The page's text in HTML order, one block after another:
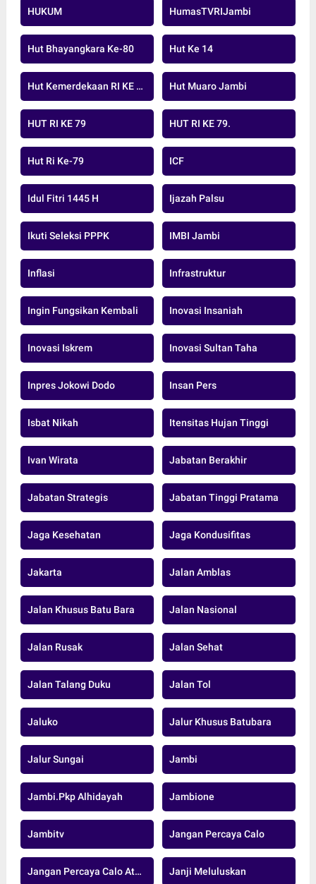
HUKUM HumasTVRIJambi
Hut Bhayangkara Ke-80 Hut Ke 14
Hut Kemerdekaan RI KE 79 TAHUN 20224 Hut Muaro Jambi
HUT RI KE 79 HUT RI KE 79.
Hut Ri Ke-79 ICF
Idul Fitri 1445 H Ijazah Palsu
Ikuti Seleksi PPPK IMBI Jambi
Inflasi Infrastruktur
Ingin Fungsikan Kembali Inovasi Insaniah
Inovasi Iskrem Inovasi Sultan Taha
Inpres Jokowi Dodo Insan Pers
Isbat Nikah Itensitas Hujan Tinggi
Ivan Wirata Jabatan Berakhir
Jabatan Strategis Jabatan Tinggi Pratama
Jaga Kesehatan Jaga Kondusifitas
Jakarta Jalan Amblas
Jalan Khusus Batu Bara Jalan Nasional
Jalan Rusak Jalan Sehat
Jalan Talang Duku Jalan Tol
Jaluko Jalur Khusus Batubara
Jalur Sungai Jambi
Jambi.pkp Alhidayah Jambione
Jambitv Jangan Percaya Calo
Jangan Percaya Calo Atau Oknum Janji Meluluskan